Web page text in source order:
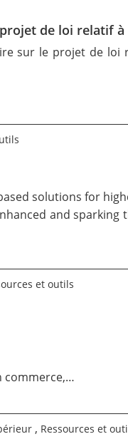
de loi relatif
sur le projet de loi
solutions for
and
et outils
commerce,…
, Ressources et